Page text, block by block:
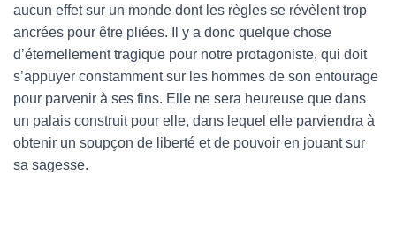
aucun effet sur un monde dont les règles se révèlent trop
ancrées pour être pliées. Il y a donc quelque chose
d’éternellement tragique pour notre protagoniste, qui doit
s’appuyer constamment sur les hommes de son entourage
pour parvenir à ses fins. Elle ne sera heureuse que dans
un palais construit pour elle, dans lequel elle parviendra à
obtenir un soupçon de liberté et de pouvoir en jouant sur
sa sagesse.